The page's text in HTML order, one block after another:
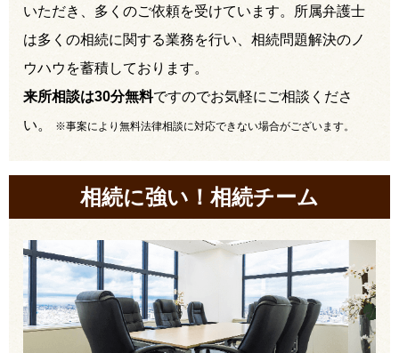
いただき、多くのご依頼を受けています。所属弁護士
は多くの相続に関する業務を行い、相続問題解決のノ
ウハウを蓄積しております。
来所相談は30分無料ですのでお気軽にご相談くださ
い。
※事案により無料法律相談に対応できない場合がございます。
相続に強い！相続チーム